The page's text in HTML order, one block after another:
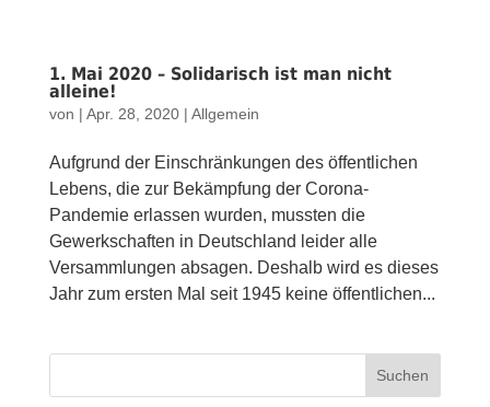
1. Mai 2020 – Solidarisch ist man nicht
alleine!
von | Apr. 28, 2020| Allgemein
Aufgrund der Einschränkungen des öffentlichen
Lebens, die zur Bekämpfung der Corona-
Pandemie erlassen wurden, mussten die
Gewerkschaften in Deutschland leider alle
Versammlungen absagen. Deshalb wird es dieses
Jahr zum ersten Mal seit 1945 keine öffentlichen...
Suchen